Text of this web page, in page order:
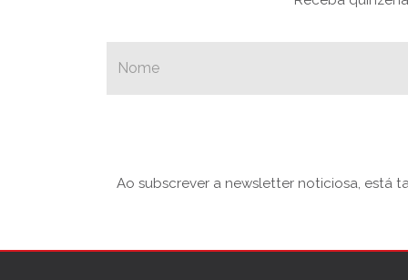
Ao subscrever a newsletter noticiosa, está